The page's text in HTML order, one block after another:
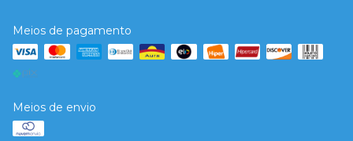
Meios de pagamento
Meios de envio